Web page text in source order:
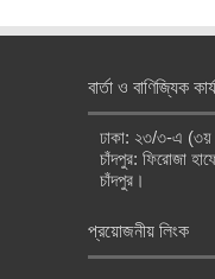
বার্তা ও বাণিজ্যিক
ঢাকা: ২৩/৩-এ (৩য়
চাঁদপুর: ফিরোজা
চাঁদপুর।
প্রয়োজনীয় লিংক